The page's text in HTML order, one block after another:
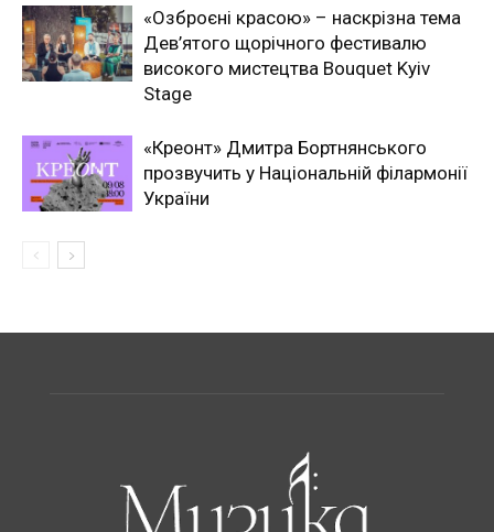
«Озброєні красою» – наскрізна тема
Дев’ятого щорічного фестивалю
високого мистецтва Bouquet Kyiv
Stage
«Креонт» Дмитра Бортнянського
прозвучить у Національній філармонії
України